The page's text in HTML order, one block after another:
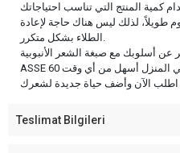
طويلاً، لذلك ليس هناك حاجة لإعادة
الطلاء بشكل متكرر.
عن أسلوبك مع صبغة الشعر الأنبوبية
ASSE 60 مل. لم يكن تحقيق النتائج المهنية في المنزل أسهل من أي وقت
Teslimat Bilgileri